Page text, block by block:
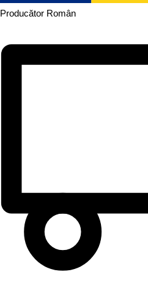
Producător Român